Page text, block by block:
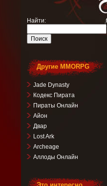
Найти:
Другие MMORPG
Jade Dynasty
Кодекс Пирата
Пираты Онлайн
Айон
Двар
Lost Ark
Archeage
Аллоды Онлайн